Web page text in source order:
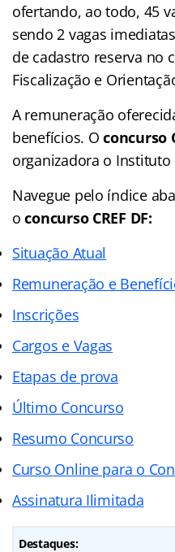
ofertando, ao todo, 45
sendo 2 vagas
de cadastro reserva no
Fiscalização e
A remuneração
benefícios. Oconcurso
organizadora o Instituto
Navegue pelo índice
oconcurso CREF DF:
Situação Atual
Remuneração e
Inscrições
Cargos e Vagas
Etapas de prova
Último Concurso
Resumo Concurso
Curso Online para o
Assinatura Ilimitada
Destaques: